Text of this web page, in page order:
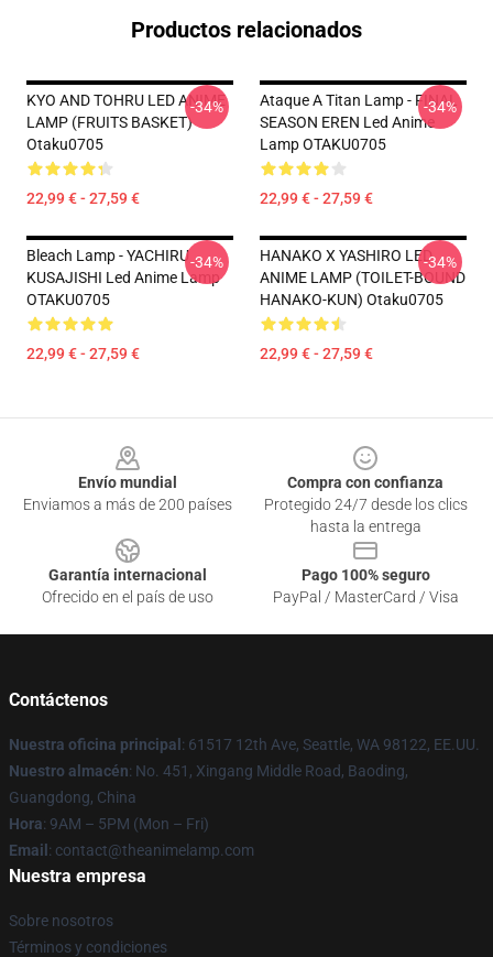
Productos relacionados
KYO AND TOHRU LED ANIME
LAMP (FRUITS BASKET)
Otaku0705
22,99 € - 27,59 €
-34%
Ataque A Titan Lamp - FINAL
SEASON EREN Led Anime
Lamp OTAKU0705
22,99 € - 27,59 €
-34%
Bleach Lamp - YACHIRU
KUSAJISHI Led Anime Lamp
OTAKU0705
22,99 € - 27,59 €
-34%
HANAKO X YASHIRO LED
ANIME LAMP (TOILET-BOUND
HANAKO-KUN) Otaku0705
22,99 € - 27,59 €
-34%
Envío mundial
Enviamos a más de 200 países
Compra con confianza
Protegido 24/7 desde los clics
hasta la entrega
Garantía internacional
Ofrecido en el país de uso
Pago 100% seguro
PayPal / MasterCard / Visa
Contáctenos
Nuestra oficina principal : 61517 12th Ave, Seattle, WA 98122, EE.UU.
Nuestro almacén: No. 451, Xingang Middle Road, Baoding,
Guangdong, China
Hora: 9AM – 5PM (Mon – Fri)
Email : contact@theanimelamp.com
Nuestra empresa
Sobre nosotros
Términos y condiciones